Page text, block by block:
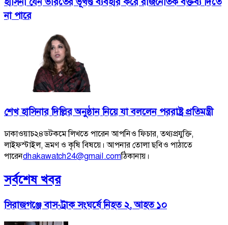
না পারে
শেখ হাসিনার দিল্লির অনুষ্ঠান নিয়ে যা বললেন পররাষ্ট্র প্রতিমন্ত্রী
ঢাকাওয়াচ২৪ডটকমে লিখতে পারেন আপনিও ফিচার, তথ্যপ্রযুক্তি,
লাইফস্টাইল, ভ্রমণ ও কৃষি বিষয়ে। আপনার তোলা ছবিও পাঠাতে
পারেনdhakawatch24@gmail.comঠিকানায়।
সর্বশেষ খবর
সিরাজগঞ্জে বাস-ট্রাক সংঘর্ষে নিহত ২, আহত ১০